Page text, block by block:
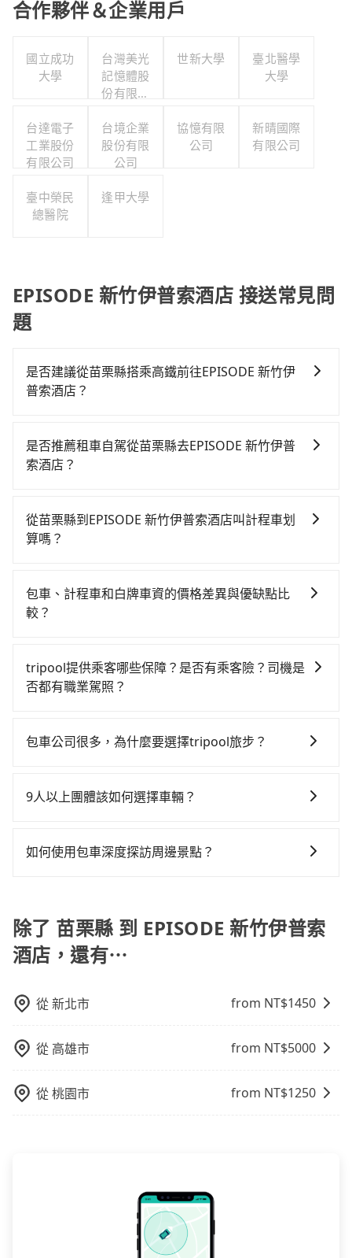
合作夥伴＆企業用戶
國立成功
大學
台灣美光
記憶體股
份有限公
世新大學
臺北醫學
大學
台達電子
工業股份
有限公司
台境企業
股份有限
公司
協憶有限
公司
新晴國際
有限公司
臺中榮民
總醫院
逢甲大學
EPISODE 新竹伊普索酒店 接送常見問
題
是否建議從苗栗縣搭乘高鐵前往EPISODE 新竹伊
普索酒店？
擇，高鐵較貴、費時、轉車麻煩，且難叫計程車前往高
鐵站！苗栗-新竹雖然一天最多時有32班車次，從最早
鐵站，叫一輛計程車花費約500元、車程約25分鐘。抵
達高鐵站後，步行進站、現場購票並於月台排隊的時間
站、等待車站前排班的計程車，搭上小黃後約花30分
鐘、車費400元後，抵達EPISODE 新竹伊普索酒店 (新
元。不過苗栗縣領有合法執照的計程車僅有400多輛，計
程車的密度為雙北的0.5%，換句話說，臨時要叫小黃的
漫天喊價或恣意繞路。但如果全程使用tripool並到府專
資，而且更會額外浪費52分鐘在轉乘與等車上，現在還
費用。
是否推薦租車自駕從苗栗縣去EPISODE 新竹伊普
索酒店？
對的時間彈性，最重要的是你當天就要來回，那在苗栗
路邊可隨租隨借的iRent應該是你最便宜選擇。註冊完
新竹伊普索酒店的花費預估為$500~950（金額差異來自
於平假日、車款差異、抵達目的地後多久原路返回），
和運的iRent只提供最基本的車型，如Toyota Yaris、
Prius C、Vios這類乘坐體驗較差的車款，如果人數超過
上一組乘客遺留的垃圾或者撞凹的車門仍未被修理，每
者要還車時卻偏偏找不到停車位，對於急著用車或者要
制，實際可停靠的地點與你的上下車地點仍有段距離，
從苗栗縣到EPISODE 新竹伊普索酒店叫計程車划
算嗎？
灣大車隊，如果在路邊攔不到車，也可考慮打電話至附
近的計程車隊，如通順計程車、竹南計程車、尚好車行
雙北的0.5%，也就是說要臨時叫到小黃的難度是台北或
新北的200倍之多。再加上苗栗縣有些計程車司機不按錶
酒店的跳表小黃可能較為便宜，但當你們人數超過四位
包車、計程車和白牌車資的價格差異與優缺點比
較？
包車：優點是搭乘舒適可以根據自己的需求安排時間和
地點上車較客製化。此外，司機還會提供各種旅遊建議
通塞車時亦會加收延遲費用，一般屬短程接駁為主。 -
事後也無法申訴退費。
tripool提供乘客哪些保障？是否有乘客險？司機是
否都有職業駕照？
查，符合職業駕駛資格的司機入隊服務，所提供之車輛
包車公司很多，為什麼要選擇tripool旅步？
以依照您行程人數的需求進行選擇。此外，為確保您的
無隱藏費用，且還提供優於其他業者更彈性的取消政
tripool旅步絕對是您值得信任的不二選擇！
9人以上團體該如何選擇車輛？
9人以上之廂型車，其實屬違法。在現行法律下，營業小
行照不符，連司機的駕照都會不符。在路上被警察盤查
請下車終止行程事小，如果發生意外，保險公司可不予
賠償就事大了。千萬別為了省小錢而把朋友親人的安全
與一台小轎車比較划算，如人數超過12位就一定是叫一
是禁止大客車通行的，建議在預定時最好先與車行或平
台確認。
如何使用包車深度探訪周邊景點？
的節奏和時間進行遊覽。除了景點本身，還可以體驗周
邊的文化和風俗，品嚐當地的美食，與當地人交流，深
入體驗當地的生活和文化。在探訪景點時，可以積極尋
和內幕，並且可以在旅途中收集更多的故事和經驗，豐
富自己的旅程。
除了 苗栗縣 到 EPISODE 新竹伊普索
酒店，還有⋯
從新北市 from NT$1450
從 高雄市 from NT$5000
從桃園市 from NT$1250